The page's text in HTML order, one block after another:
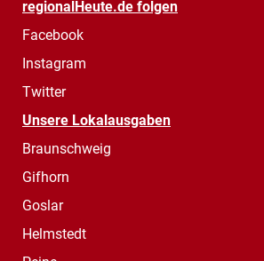
regionalHeute.de folgen
Facebook
Instagram
Twitter
Unsere Lokalausgaben
Braunschweig
Gifhorn
Goslar
Helmstedt